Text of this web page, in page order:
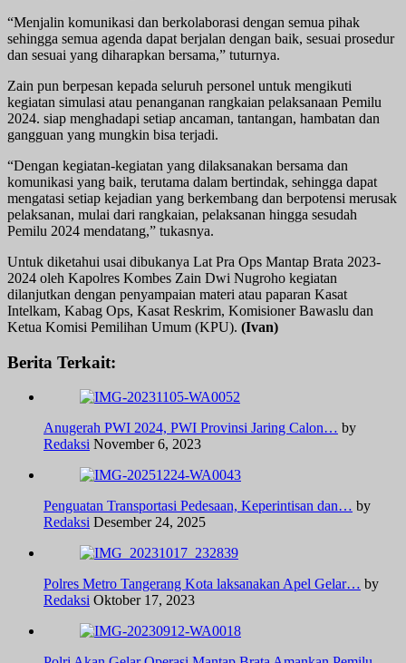
“Menjalin komunikasi dan berkolaborasi dengan semua pihak
sehingga semua agenda dapat berjalan dengan baik, sesuai prosedur
dan sesuai yang diharapkan bersama,” tuturnya.
Zain pun berpesan kepada seluruh personel untuk mengikuti
kegiatan simulasi atau penanganan rangkaian pelaksanaan Pemilu
2024. siap menghadapi setiap ancaman, tantangan, hambatan dan
gangguan yang mungkin bisa terjadi.
“Dengan kegiatan-kegiatan yang dilaksanakan bersama dan
komunikasi yang baik, terutama dalam bertindak, sehingga dapat
mengatasi setiap kejadian yang berkembang dan berpotensi merusak
pelaksanan, mulai dari rangkaian, pelaksanan hingga sesudah
Pemilu 2024 mendatang,” tukasnya.
Untuk diketahui usai dibukanya Lat Pra Ops Mantap Brata 2023-
2024 oleh Kapolres Kombes Zain Dwi Nugroho kegiatan
dilanjutkan dengan penyampaian materi atau paparan Kasat
Intelkam, Kabag Ops, Kasat Reskrim, Komisioner Bawaslu dan
Ketua Komisi Pemilihan Umum (KPU). (Ivan)
Berita Terkait:
Anugerah PWI 2024, PWI Provinsi Jaring Calon… by
Redaksi November 6, 2023
Penguatan Transportasi Pedesaan, Keperintisan dan… by
Redaksi Desember 24, 2025
Polres Metro Tangerang Kota laksanakan Apel Gelar… by
Redaksi Oktober 17, 2023